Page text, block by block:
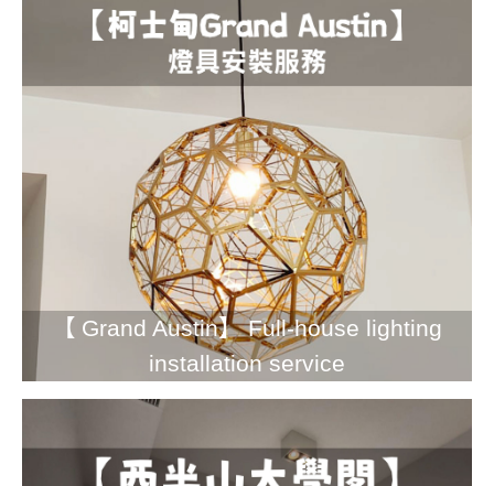
【 Grand Austin】 Full-house lighting
installation service